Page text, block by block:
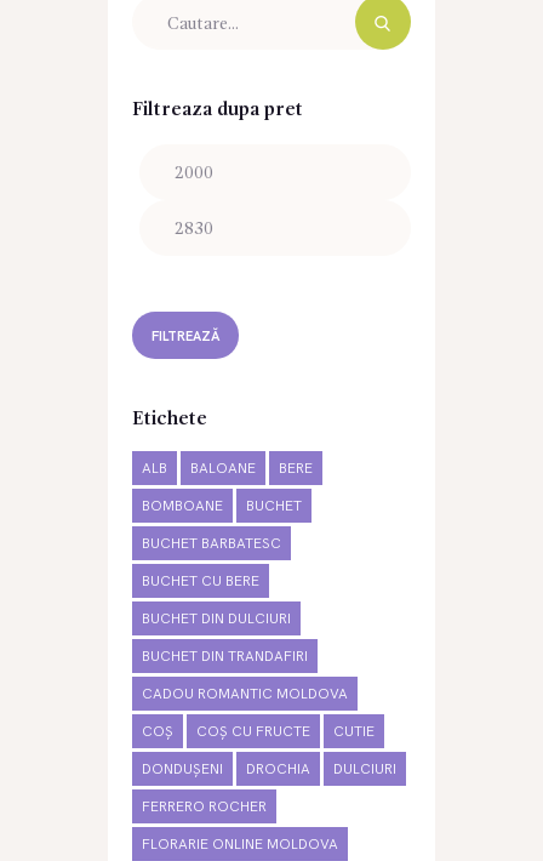
Filtreaza dupa pret
minim
FILTREAZĂ
Etichete
ALB BALOANE BERE
BOMBOANE BUCHET
BUCHET BARBATESC
BUCHET CU BERE
BUCHET DIN DULCIURI
BUCHET DIN TRANDAFIRI
CADOU ROMANTIC MOLDOVA
COȘ COȘ CU FRUCTE CUTIE
DONDUȘENI DROCHIA DULCIURI
FERRERO ROCHER
FLORARIE ONLINE MOLDOVA